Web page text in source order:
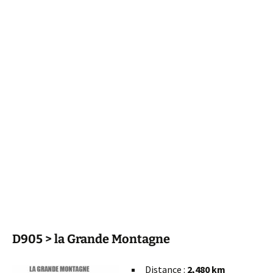
D905 > la Grande Montagne
Distance : 2,480 km